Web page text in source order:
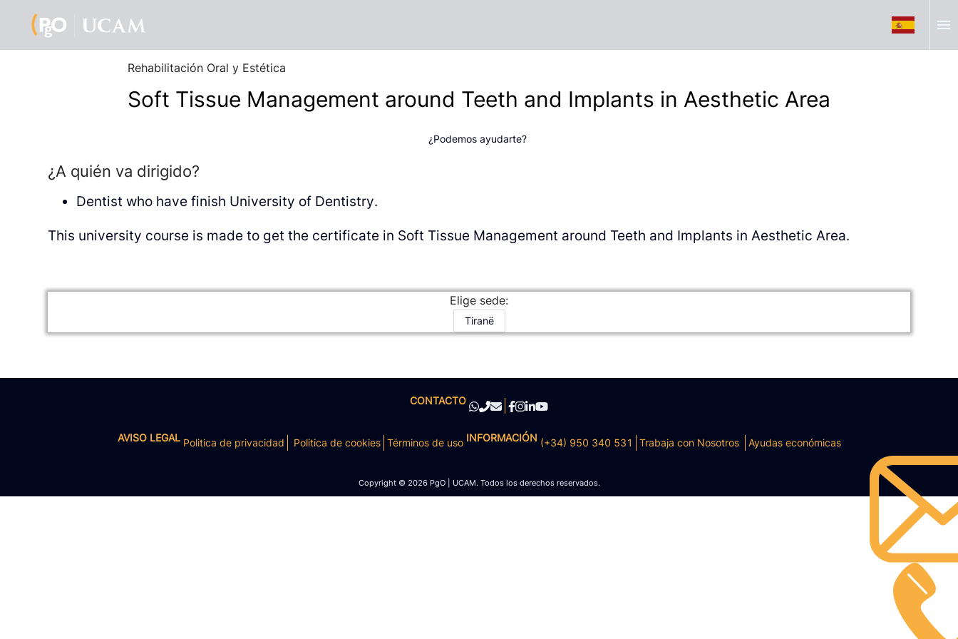
menu
Rehabilitación Oral y Estética
Soft Tissue Management around Teeth and Implants in Aesthetic Area
¿Podemos ayudarte?
¿A quién va dirigido?
Dentist who have finish University of Dentistry.
This university course is made to get the certificate in Soft Tissue Management around Teeth and Implants in Aesthetic Area.
Elige sede:
Tiranë
CONTACTO
AVISO LEGALPolitica de privacidad Politica de cookies Términos de uso INFORMACIÓN (+34) 950 340 531 Trabaja con Nosotros Ayudas económicas
Copyright © 2026 PgO | UCAM. Todos los derechos reservados.